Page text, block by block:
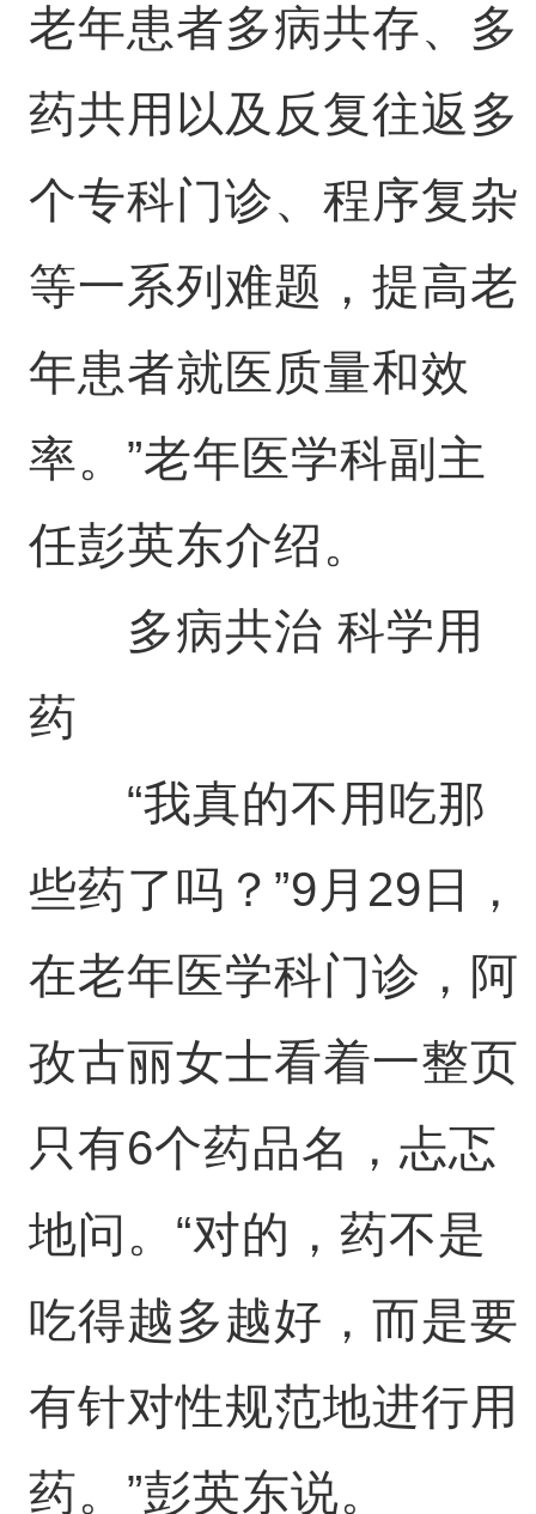
老年患者多病共存、多
药共用以及反复往返多
个专科门诊、程序复杂
等一系列难题，提高老
年患者就医质量和效
率。”老年医学科副主
任彭英东介绍。
多病共治 科学用
药
“我真的不用吃那
些药了吗？”9月29日，
在老年医学科门诊，阿
孜古丽女士看着一整页
只有6个药品名，忐忑
地问。“对的，药不是
吃得越多越好，而是要
有针对性规范地进行用
药。”彭英东说。